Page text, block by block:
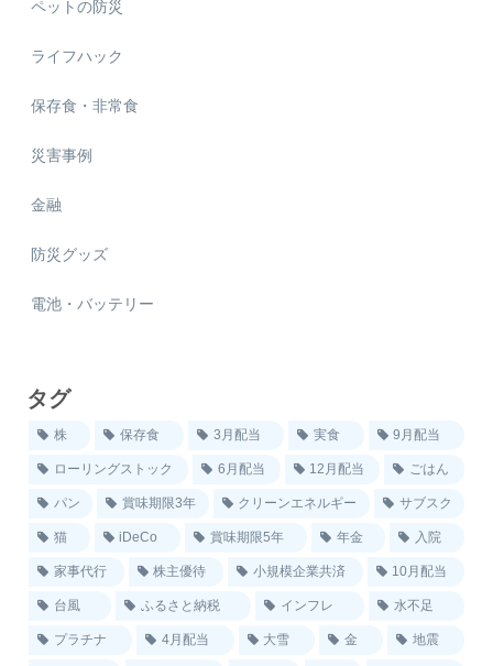
ペットの防災
ライフハック
保存食・非常食
災害事例
金融
防災グッズ
電池・バッテリー
タグ
株 保存食 3月配当 実食 9月配当
ローリングストック 6月配当 12月配当 ごはん
パン 賞味期限3年 クリーンエネルギー サブスク
猫 iDeCo 賞味期限5年 年金 入院
家事代行 株主優待 小規模企業共済 10月配当
台風 ふるさと納税 インフレ 水不足
プラチナ 4月配当 大雪 金 地震